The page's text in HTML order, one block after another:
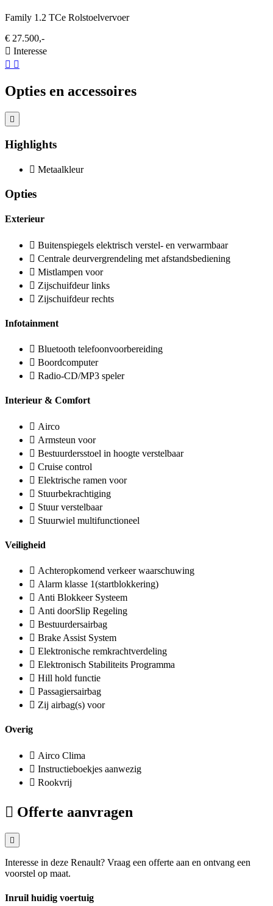
Family 1.2 TCe Rolstoelvervoer
€ 27.500,-
Interesse
Opties en accessoires
Highlights
Metaalkleur
Opties
Exterieur
Buitenspiegels elektrisch verstel- en verwarmbaar
Centrale deurvergrendeling met afstandsbediening
Mistlampen voor
Zijschuifdeur links
Zijschuifdeur rechts
Infotainment
Bluetooth telefoonvoorbereiding
Boordcomputer
Radio-CD/MP3 speler
Interieur & Comfort
Airco
Armsteun voor
Bestuurdersstoel in hoogte verstelbaar
Cruise control
Elektrische ramen voor
Stuurbekrachtiging
Stuur verstelbaar
Stuurwiel multifunctioneel
Veiligheid
Achteropkomend verkeer waarschuwing
Alarm klasse 1(startblokkering)
Anti Blokkeer Systeem
Anti doorSlip Regeling
Bestuurdersairbag
Brake Assist System
Elektronische remkrachtverdeling
Elektronisch Stabiliteits Programma
Hill hold functie
Passagiersairbag
Zij airbag(s) voor
Overig
Airco Clima
Instructieboekjes aanwezig
Rookvrij
Offerte aanvragen
Interesse in deze Renault? Vraag een offerte aan en ontvang een
voorstel op maat.
Inruil huidig voertuig